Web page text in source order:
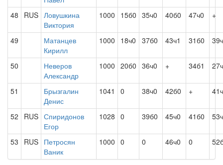
48
RUS Ловушкина
Виктория
1000 15б0 35ч0 40б0 47ч0 +
49
Матанцев
Кирилл
1000 18ч0 37б0 43ч1 31б0
50
Неверов
Александр
1000 20б0 36ч0 + 34б1
51
Брызгалин
Денис
1041 0 38ч0 42б0 +
52 RUS Спиридонов
Егор
1028 0 39б0 45ч0 41б0
53 RUS Петросян
Ваник
1000 0 0 46ч0 0